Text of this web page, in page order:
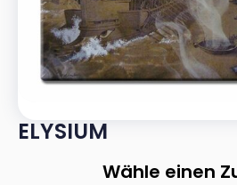
ELYSIUM
Wähle einen